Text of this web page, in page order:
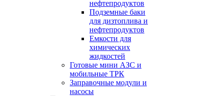
нефтепродуктов
Подземные баки
для дизтоплива и
нефтепродуктов
Емкости для
химических
жидкостей
Готовые мини АЗС и
мобильные ТРК
Заправочные модули и
насосы